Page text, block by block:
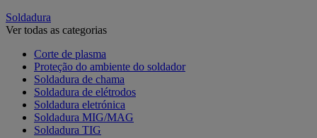
Soldadura
Ver todas as categorias
Corte de plasma
Proteção do ambiente do soldador
Soldadura de chama
Soldadura de elétrodos
Soldadura eletrónica
Soldadura MIG/MAG
Soldadura TIG